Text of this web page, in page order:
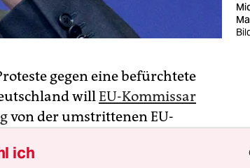
gegen eine befürchtete
willEU-Kommissar
von der umstrittenen EU-
in der Tat diesen
ich